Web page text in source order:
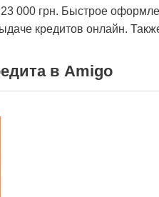
000 грн. Быстрое
кредитов онлайн.
в Amigo